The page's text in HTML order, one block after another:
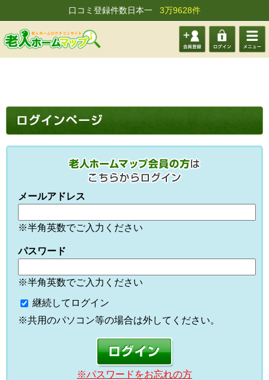
口コミ登録件数日本一 3万9628件
会員登 ログイ メニュ
メールアドレス
※半角英数でご入力ください
パスワード
※半角英数でご入力ください
継続してログイン
※共用のパソコン等の場合は外してください。
※パスワードをお忘れの方